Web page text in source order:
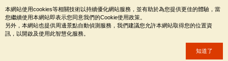
本網站使用cookies等相關技術以持續優化網站服務，並有助於為您提供更佳的體驗，當
您繼續使用本網站即表示您同意我們的Cookie使用政策。
另外，本網站也提供周邊景點自動偵測服務，我們建議您允許本網站取得您的位置資
訊，以開啟及使用此智慧化服務。
知道了